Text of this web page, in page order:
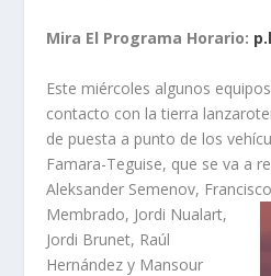
Mira El Programa Horario:
Este miércoles algunos
contacto con la tierra
de puesta a punto de los
Famara-Teguise, que se va a
Aleksander Semenov,
Membrado, Jordi Nualart,
Jordi Brunet, Raúl
Hernández y Mansour